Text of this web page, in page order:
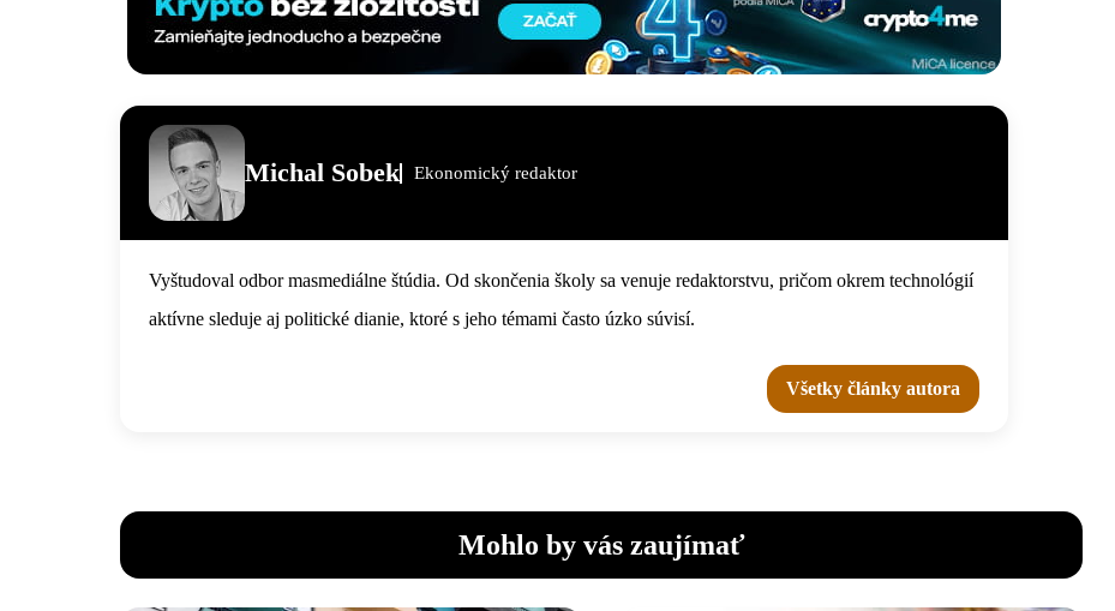
Michal Sobek Ekonomický redaktor
Vyštudoval odbor masmediálne štúdia. Od skončenia školy sa venuje redaktorstvu, pričom okrem technológií
aktívne sleduje aj politické dianie, ktoré s jeho témami často úzko súvisí.
Všetky články autora
Mohlo by vás zaujímať